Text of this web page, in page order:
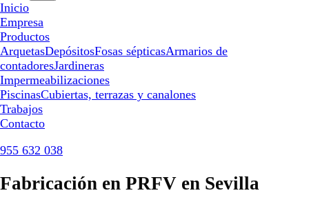
Inicio
Empresa
Productos
ArquetasDepósitosFosas sépticasArmarios de
contadoresJardineras
Impermeabilizaciones
PiscinasCubiertas, terrazas y canalones
Trabajos
Contacto
955 632 038
Fabricación en PRFV en Sevilla